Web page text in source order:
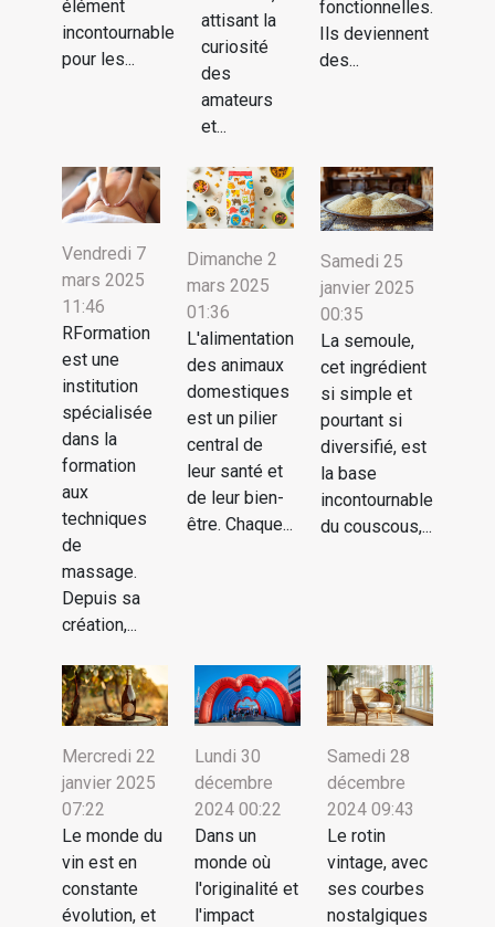
élément
incontournable
pour les...
attisant la
curiosité
des
amateurs
et...
fonctionnelles.
Ils deviennent
des...
Vendredi 7
mars 2025
11:46
RFormation
est une
institution
spécialisée
dans la
formation
aux
techniques
de
massage.
Depuis sa
création,...
Dimanche 2
mars 2025
01:36
L'alimentation
des animaux
domestiques
est un pilier
central de
leur santé et
de leur bien-
être. Chaque...
Samedi 25
janvier 2025
00:35
La semoule,
cet ingrédient
si simple et
pourtant si
diversifié, est
la base
incontournable
du couscous,...
Mercredi 22
janvier 2025
07:22
Le monde du
vin est en
constante
évolution, et
Lundi 30
décembre
2024 00:22
Dans un
monde où
l'originalité et
l'impact
Samedi 28
décembre
2024 09:43
Le rotin
vintage, avec
ses courbes
nostalgiques